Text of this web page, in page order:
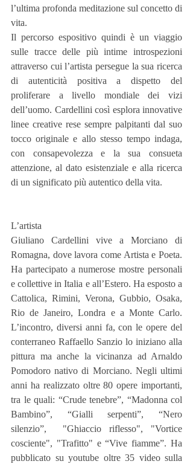
l’ultima profonda meditazione sul concetto di
vita.
Il percorso espositivo quindi è un viaggio
sulle tracce delle più intime introspezioni
attraverso cui l’artista persegue la sua ricerca
di autenticità positiva a dispetto del
proliferare a livello mondiale dei vizi
dell’uomo. Cardellini così esplora innovative
linee creative rese sempre palpitanti dal suo
tocco originale e allo stesso tempo indaga,
con consapevolezza e la sua consueta
attenzione, al dato esistenziale e alla ricerca
di un significato più autentico della vita.
L’artista
Giuliano Cardellini vive a Morciano di
Romagna, dove lavora come Artista e Poeta.
Ha partecipato a numerose mostre personali
e collettive in Italia e all’Estero. Ha esposto a
Cattolica, Rimini, Verona, Gubbio, Osaka,
Rio de Janeiro, Londra e a Monte Carlo.
L’incontro, diversi anni fa, con le opere del
conterraneo Raffaello Sanzio lo iniziano alla
pittura ma anche la vicinanza ad Arnaldo
Pomodoro nativo di Morciano. Negli ultimi
anni ha realizzato oltre 80 opere importanti,
tra le quali: “Crude tenebre”, “Madonna col
Bambino”, “Gialli serpenti”, “Nero
silenzio”,  "Ghiaccio riflesso", "Vortice
cosciente", "Trafitto" e “Vive fiamme”. Ha
pubblicato su youtube oltre 35 video sulla